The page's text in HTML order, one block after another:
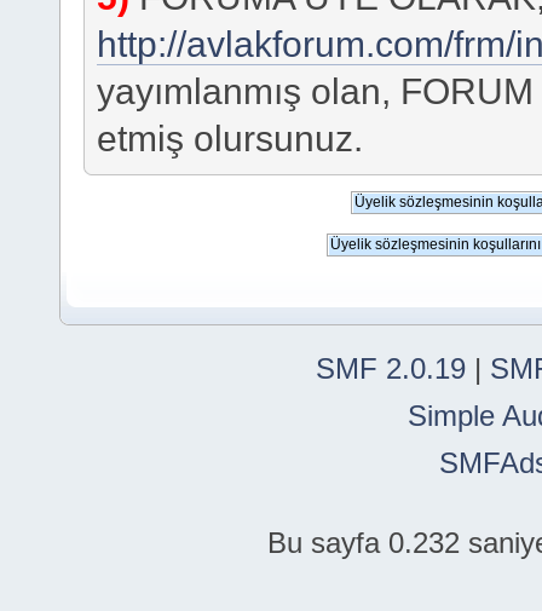
http://avlakforum.com/frm/
yayımlanmış olan,
etmiş olursunuz.
SMF 2.0.19 |
Simple
Bu sayfa 0.232